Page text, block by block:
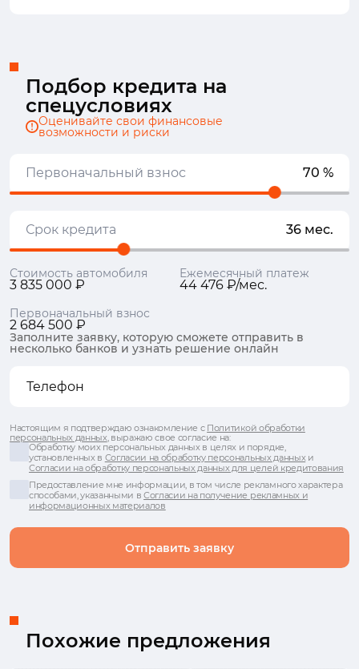
Подбор кредита на
спецусловиях
Оценивайте свои финансовые
возможности и риски
Первоначальный взнос 70 %
Срок кредита 36 мес.
Стоимость автомобиля
3 835 000 ₽
Ежемесячный платеж
44 476 ₽/мес.
Первоначальный взнос
2 684 500 ₽
Заполните заявку, которую сможете отправить в
несколько банков и узнать решение онлайн
Отправить заявку
Настоящим я подтверждаю ознакомление с Политикой обработки
персональных данных, выражаю свое согласие на:
Обработку моих персональных данных в целях и порядке,
установленных в Согласии на обработку персональных данныхи
Согласии на обработку персональных данных для целей кредитования
Предоставление мне информации, в том числе рекламного характера
способами, указанными вСогласии на получение рекламных и
информационных материалов
Похожие предложения